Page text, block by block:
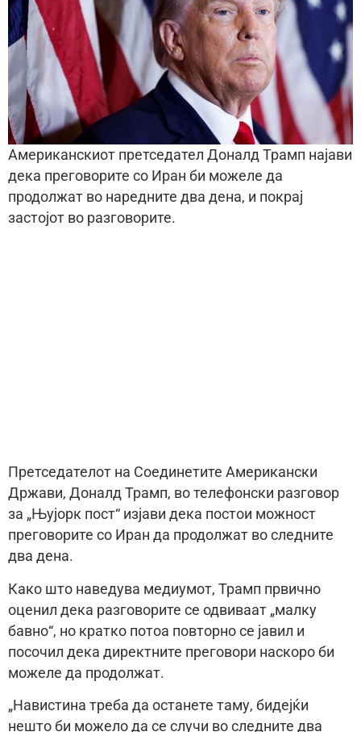
Американскиот претседател Доналд Трамп најави
дека преговорите со Иран би можеле да
продолжат во наредните два дена, и покрај
застојот во разговорите.
Претседателот на Соединетите Американски
Држави, Доналд Трамп, во телефонски разговор
за „Њујорк пост“ изјави дека постои можност
преговорите со Иран да продолжат во следните
два дена.
Како што наведува медиумот, Трамп првично
оценил дека разговорите се одвиваат „малку
бавно“, но кратко потоа повторно се јавил и
посочил дека директните преговори наскоро би
можеле да продолжат.
„Навистина треба да останете таму, бидејќи
нешто би можело да се случи во следните два